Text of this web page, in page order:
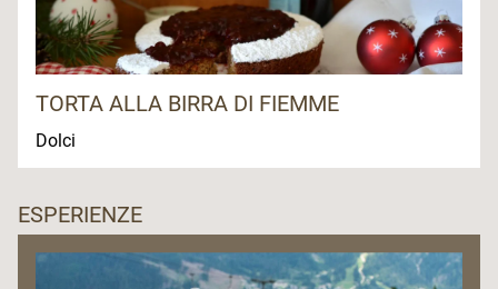
TORTA ALLA BIRRA DI FIEMME
Dolci
ESPERIENZE